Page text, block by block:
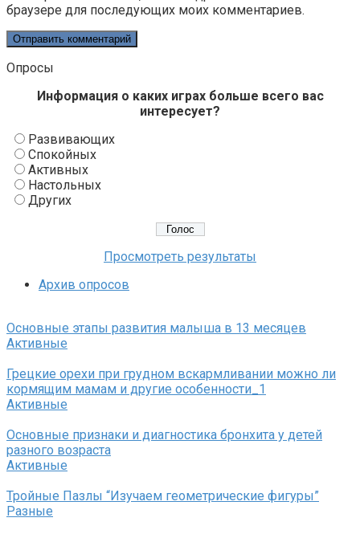
браузере для последующих моих комментариев.
Опросы
Информация о каких играх больше всего вас
интересует?
Развивающих
Спокойных
Активных
Настольных
Других
Просмотреть результаты
Архив опросов
Основные этапы развития малыша в 13 месяцев
Активные
Грецкие орехи при грудном вскармливании можно ли
кормящим мамам и другие особенности_1
Активные
Основные признаки и диагностика бронхита у детей
разного возраста
Активные
Тройные Пазлы “Изучаем геометрические фигуры”
Разные